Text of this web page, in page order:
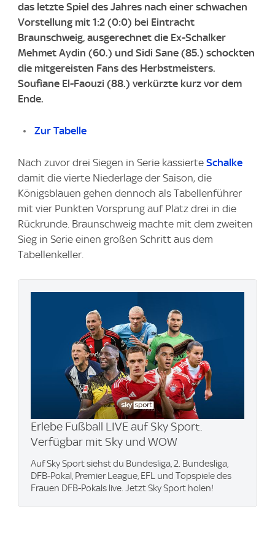
das letzte Spiel des Jahres nach einer schwachen
Vorstellung mit 1:2 (0:0) bei Eintracht
Braunschweig, ausgerechnet die Ex-Schalker
Mehmet Aydin (60.) und Sidi Sane (85.) schockten
die mitgereisten Fans des Herbstmeisters.
Soufiane El-Faouzi (88.) verkürzte kurz vor dem
Ende.
Zur Tabelle
Nach zuvor drei Siegen in Serie kassierte Schalke
damit die vierte Niederlage der Saison, die
Königsblauen gehen dennoch als Tabellenführer
mit vier Punkten Vorsprung auf Platz drei in die
Rückrunde. Braunschweig machte mit dem zweiten
Sieg in Serie einen großen Schritt aus dem
Tabellenkeller.
Erlebe Fußball LIVE auf Sky Sport.
Verfügbar mit Sky und WOW
Auf Sky Sport siehst du Bundesliga, 2. Bundesliga,
DFB-Pokal, Premier League, EFL und Topspiele des
Frauen DFB-Pokals live. Jetzt Sky Sport holen!